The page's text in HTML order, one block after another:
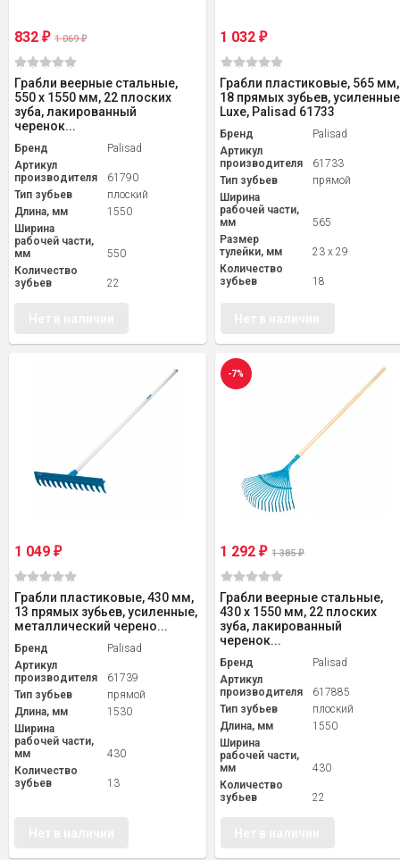
832 ₽ 1 069₽
Грабли веерные стальные,
550 х 1550 мм, 22 плоских
зуба, лакированный
черенок...
Бренд
Palisad
Артикул
производителя
61790
Тип зубьев
плоский
Длина, мм
1550
Ширина
рабочей части,
мм
550
Количество
зубьев
22
1 032₽
Грабли пластиковые, 565 мм,
18 прямых зубьев,
Luxe, Palisad 61733
Бренд
Palisad
Артикул
производителя
61733
Тип зубьев
прямой
Ширина
рабочей части,
мм
565
Размер
тулейки, мм
23 x 29
Количество
зубьев
18
1 049 ₽
Грабли пластиковые, 430 мм,
13 прямых зубьев, усиленные,
металлический черено...
Бренд
Palisad
Артикул
производителя
61739
Тип зубьев
прямой
Длина, мм
1530
Ширина
рабочей части,
мм
430
Количество
зубьев
13
-7%
1 292₽ 1 385₽
Грабли веерные стальные,
430 х 1550 мм, 22 плоских
зуба, лакированный
черенок...
Бренд
Palisad
Артикул
производителя
617885
Тип зубьев
плоский
Длина, мм
1550
Ширина
рабочей части,
мм
430
Количество
зубьев
22